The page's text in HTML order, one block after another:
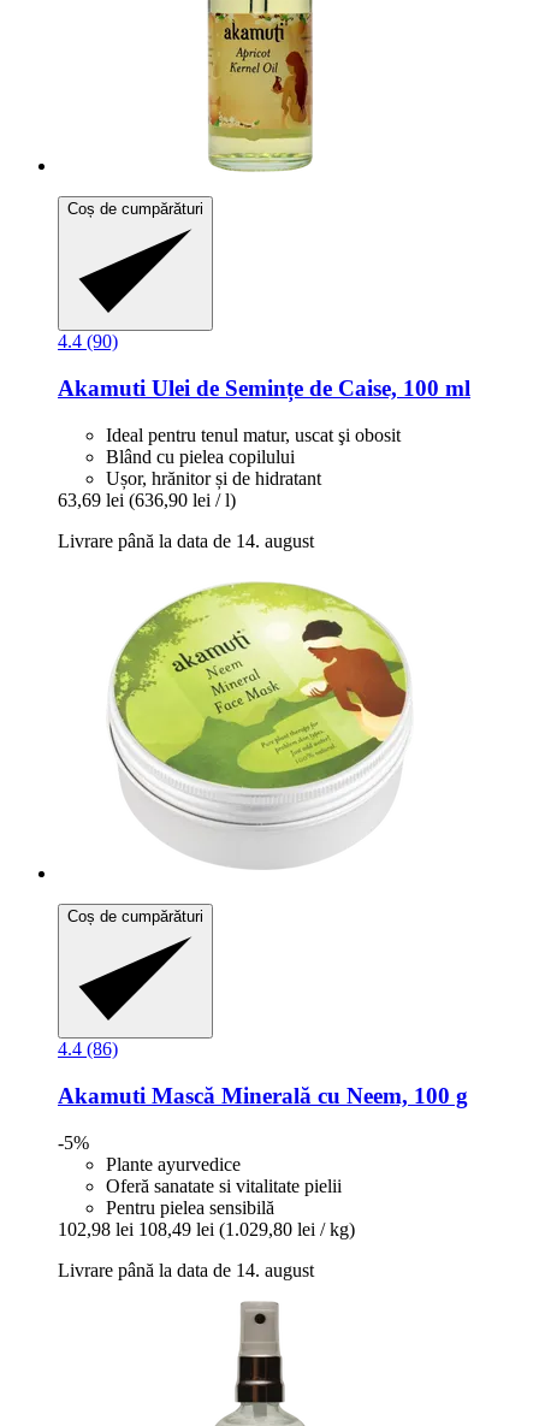
Coș de cumpărături
4.4 (90)
Akamuti Ulei de Semințe de Caise, 100 ml
Ideal pentru tenul matur, uscat şi obosit
Blând cu pielea copilului
Ușor, hrănitor și de hidratant
63,69 lei (636,90 lei / l)
Livrare până la data de 14. august
Coș de cumpărături
4.4 (86)
Akamuti Mască Minerală cu Neem, 100 g
-5%
Plante ayurvedice
Oferă sanatate si vitalitate pielii
Pentru pielea sensibilă
102,98 lei 108,49 lei (1.029,80 lei / kg)
Livrare până la data de 14. august